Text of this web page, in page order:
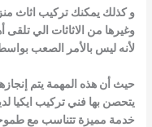
و كذلك يمكنك تركيب اثاث
وغيرها من الاثاثات الي
لأنه ليس بالأمر الصعب
حيث أن هذه المهمة يتم
يتحصن بهافني تركيب ايكيا
خدمة مميزة تتناسب مع